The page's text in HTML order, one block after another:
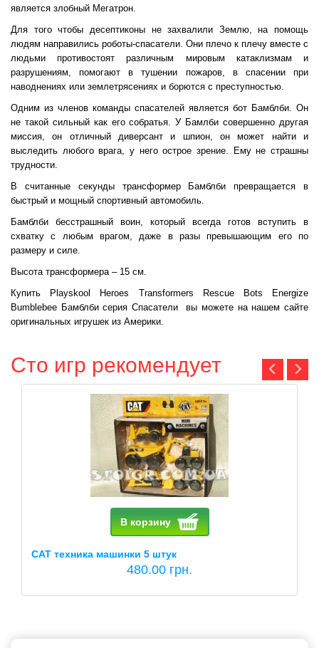
является злобный Мегатрон.
Для того чтобы десептиконы не захвалили Землю, на помощь
людям направились роботы-спасатели. Они плечо к плечу вместе с
людьми противостоят различным мировым катаклизмам и
разрушениям, помогают в тушении пожаров, в спасении при
наводнениях или землетрясениях и борются с преступностью.
Одним из членов команды спасателей является бот Бамблби. Он
не такой сильный как его собратья. У Бамлби совершенно другая
миссия, он отличный диверсант и шпион, он может найти и
выследить любого врага, у него острое зрение. Ему не страшны
трудности.
В считанные секунды трансформер Бамблби превращается в
быстрый и мощный спортивный автомобиль.
Бамблби бесстрашный воин, который всегда готов вступить в
схватку с любым врагом, даже в разы превышающим его по
размеру и силе.
Высота трансформера – 15 см.
Купить Playskool Heroes Transformers Rescue Bots Energize
Bumblebee Бамблби серия Спасатели вы можете на нашем сайте
оригинальных игрушек из Америки.
Сто игр рекомендует
В корзину
CAT техника машинки 5 штук
480.00 грн.